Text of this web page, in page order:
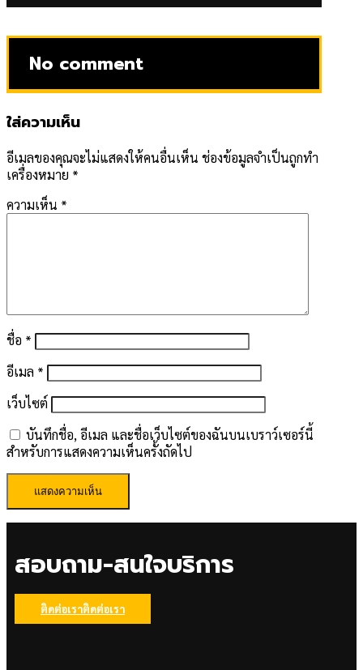
No comment
ใส่ความเห็น
อีเมลของคุณจะไม่แสดงให้คนอื่นเห็น ช่องข้อมูลจำเป็นถูกทำ
เครื่องหมาย *
ความเห็น *
ชื่อ *
อีเมล *
เว็บไซต์
บันทึกชื่อ, อีเมล และชื่อเว็บไซต์ของฉันบนเบราว์เซอร์นี้
สำหรับการแสดงความเห็นครั้งถัดไป
สอบถาม-สนใจบริการ
ติดต่อเราติดต่อเรา